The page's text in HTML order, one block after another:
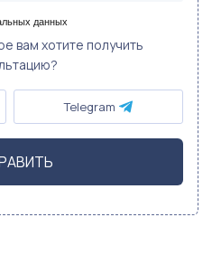
данных
вам хотите получить
Telegram